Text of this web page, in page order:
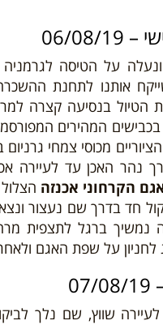
08/19
על הטיסה לגרמניה
אותנו לתחנת
בנסיעה קצרה
בכבישים המהירים
מכוסי צמחי
נהר האכן עד לעיירה
הקרחוני אכנזה
חד בדרך שם נעצור ונצא
נמשיך ברגל לתצפית
לחניון על שפת האגם
שווץ, שם נלך